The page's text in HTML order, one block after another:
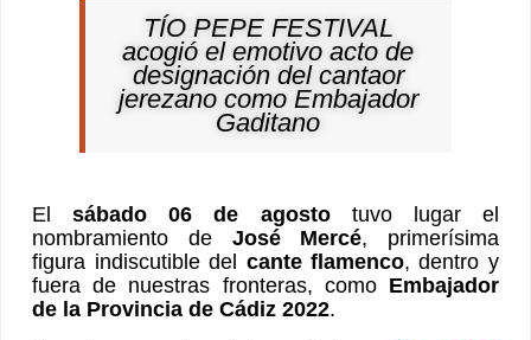
TÍO PEPE FESTIVAL
acogió el emotivo acto de
designación del cantaor
jerezano como Embajador
Gaditano
Elsábado 06 de agostotuvo lugar el
nombramiento de José Mercé, primerísima
figura indiscutible del cante flamenco, dentro y
fuera de nuestras fronteras, como Embajador
de la Provincia de Cádiz 2022.